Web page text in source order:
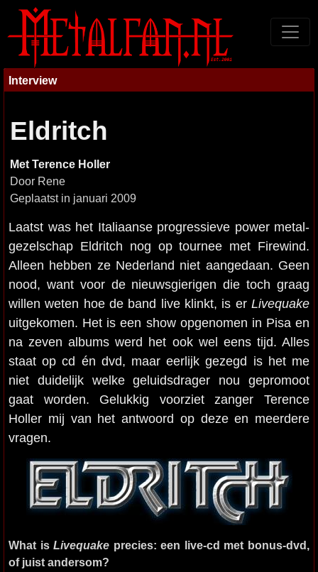
Interview
Eldritch
Met Terence Holler
Door Rene
Geplaatst in januari 2009
Laatst was het Italiaanse progressieve power metal-
gezelschap Eldritch nog op tournee met Firewind.
Alleen hebben ze Nederland niet aangedaan. Geen
nood, want voor de nieuwsgierigen die toch graag
willen weten hoe de band live klinkt, is er Livequake
uitgekomen. Het is een show opgenomen in Pisa en
na zeven albums werd het ook wel eens tijd. Alles
staat op cd én dvd, maar eerlijk gezegd is het me
niet duidelijk welke geluidsdrager nou gepromoot
gaat worden. Gelukkig voorziet zanger Terence
Holler mij van het antwoord op deze en meerdere
vragen.
What isLivequake precies: een live-cd met bonus-dvd,
of juist andersom?